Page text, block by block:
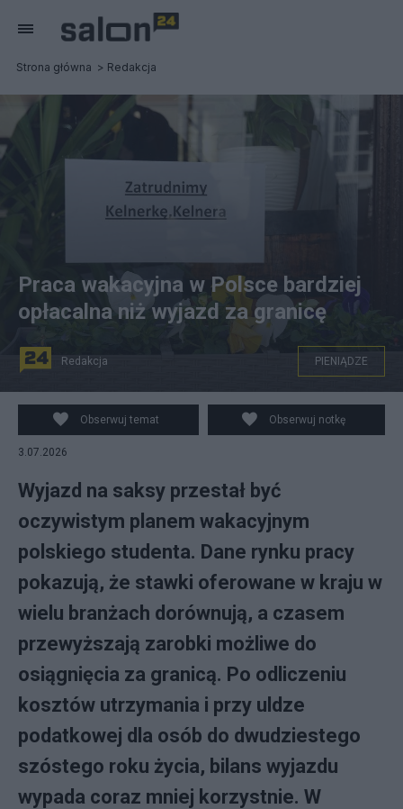
Strona główna Redakcja
Praca wakacyjna w Polsce bardziej
opłacalna niż wyjazd za granicę
Redakcja PIENIĄDZE
Obserwuj temat Obserwuj notkę
3.07.2026
Wyjazd na saksy przestał być
oczywistym planem wakacyjnym
polskiego studenta. Dane rynku pracy
pokazują, że stawki oferowane w kraju w
wielu branżach dorównują, a czasem
przewyższają zarobki możliwe do
osiągnięcia za granicą. Po odliczeniu
kosztów utrzymania i przy uldze
podatkowej dla osób do dwudziestego
szóstego roku życia, bilans wyjazdu
wypada coraz mniej korzystnie. W